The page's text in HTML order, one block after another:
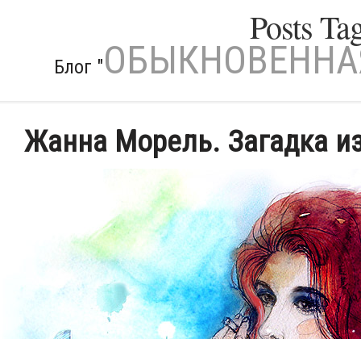
Posts
Блог "
Жанна Морель. Загадка